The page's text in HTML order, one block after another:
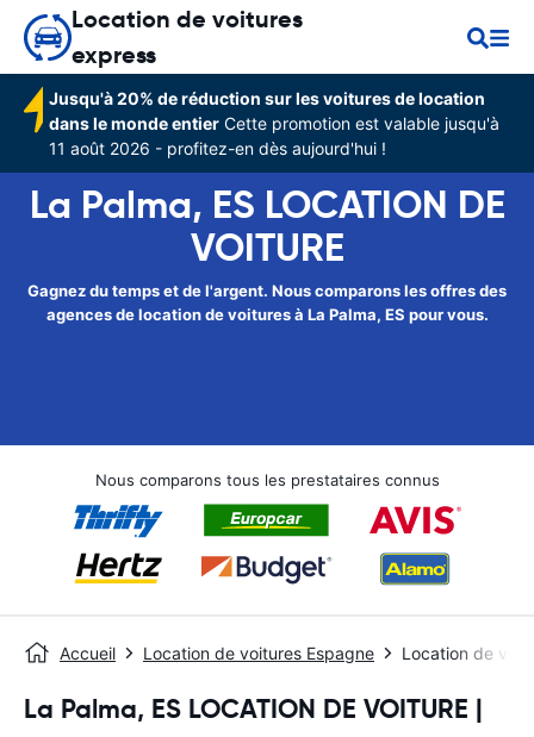
Location de voitures
express
Jusqu'à 20% de réduction sur les voitures de location
dans le monde entier Cette promotion est valable jusqu'à
11 août 2026 - profitez-en dès aujourd'hui !
La Palma, ES LOCATION DE
VOITURE
Gagnez du temps et de l'argent. Nous comparons les offres des
agences de location de voitures à La Palma, ES pour vous.
Nous comparons tous les prestataires connus
Accueil Location de voitures Espagne Location de
La Palma, ES LOCATION DE VOITURE |